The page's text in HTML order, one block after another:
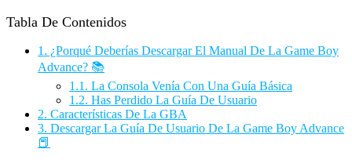
Tabla De Contenidos
1. ¿Porqué Deberías Descargar El Manual De La Game Boy
Advance? 📚
1.1. La Consola Venía Con Una Guía Básica
1.2. Has Perdido La Guía De Usuario
2. Características De La GBA
3. Descargar La Guía De Usuario De La Game Boy Advance
📕